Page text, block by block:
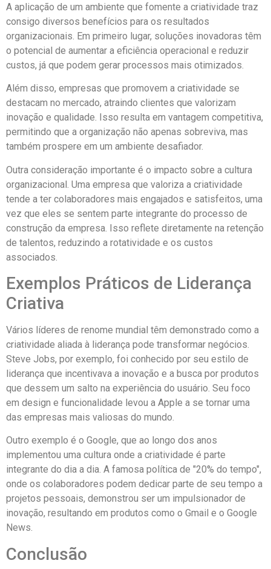
A aplicação de um ambiente que fomente a criatividade traz
consigo diversos benefícios para os resultados
organizacionais. Em primeiro lugar, soluções inovadoras têm
o potencial de aumentar a eficiência operacional e reduzir
custos, já que podem gerar processos mais otimizados.
Além disso, empresas que promovem a criatividade se
destacam no mercado, atraindo clientes que valorizam
inovação e qualidade. Isso resulta em vantagem competitiva,
permitindo que a organização não apenas sobreviva, mas
também prospere em um ambiente desafiador.
Outra consideração importante é o impacto sobre a cultura
organizacional. Uma empresa que valoriza a criatividade
tende a ter colaboradores mais engajados e satisfeitos, uma
vez que eles se sentem parte integrante do processo de
construção da empresa. Isso reflete diretamente na retenção
de talentos, reduzindo a rotatividade e os custos
associados.
Exemplos Práticos de Liderança
Criativa
Vários líderes de renome mundial têm demonstrado como a
criatividade aliada à liderança pode transformar negócios.
Steve Jobs, por exemplo, foi conhecido por seu estilo de
liderança que incentivava a inovação e a busca por produtos
que dessem um salto na experiência do usuário. Seu foco
em design e funcionalidade levou a Apple a se tornar uma
das empresas mais valiosas do mundo.
Outro exemplo é o Google, que ao longo dos anos
implementou uma cultura onde a criatividade é parte
integrante do dia a dia. A famosa política de "20% do tempo",
onde os colaboradores podem dedicar parte de seu tempo a
projetos pessoais, demonstrou ser um impulsionador de
inovação, resultando em produtos como o Gmail e o Google
News.
Conclusão